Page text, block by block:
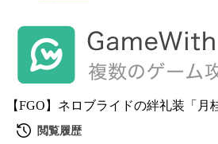
【FGO】ネロブライドの絆礼装「月